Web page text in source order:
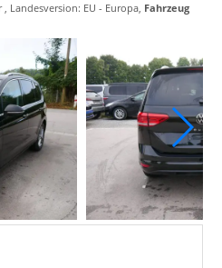
, Landesversion: EU - Europa, Fahrzeug